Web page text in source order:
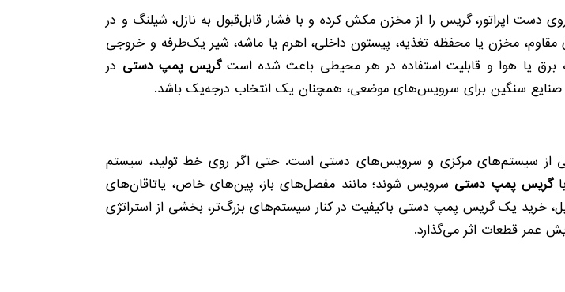
دست اپراتور، گریس را از مخزن مکش کرده و با فشار قابل‌قبول به نازل، شیلنگ و در
مقاوم، مخزن یا محفظه تغذیه، پیستون داخلی، اهرم یا ماشه، شیر یک‌طرفه و خروجی
به برق یا هوا و قابلیت استفاده در هر محیطی باعث شده استگریس پمپ دستی در
صنایع سنگین برای سرویس‌های موضعی، همچنان یک انتخاب درجه‌یک باشد.
از سیستم‌های مرکزی و سرویس‌های دستی است. حتی اگر روی خط تولید، سیستم
گریس پمپ دستی سرویس شوند؛ مانند مفصل‌های باز، پین‌های خاص، یاتاقان‌های
خرید یک گریس پمپ دستی باکیفیت در کنار سیستم‌های بزرگ‌تر، بخشی از استراتژی
عمر قطعات اثر می‌گذارد.